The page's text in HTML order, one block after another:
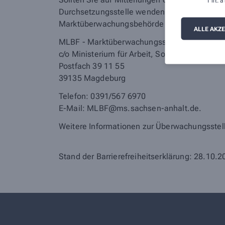
ALLE
Durchsetzungsstelle wenden. Die
Marktüberwachungsbehörde wenden:
MLBF - Marktüberwachungsstelle der
c/o Ministerium für Arbeit, Soziales,
Postfach 39 11 55
39135 Magdeburg
Telefon: 0391/567 6970
E-​Mail: MLBF@ms.sachsen-​anhalt.de.
Weitere Informationen zur
Stand der Barrierefreiheitserklärung: